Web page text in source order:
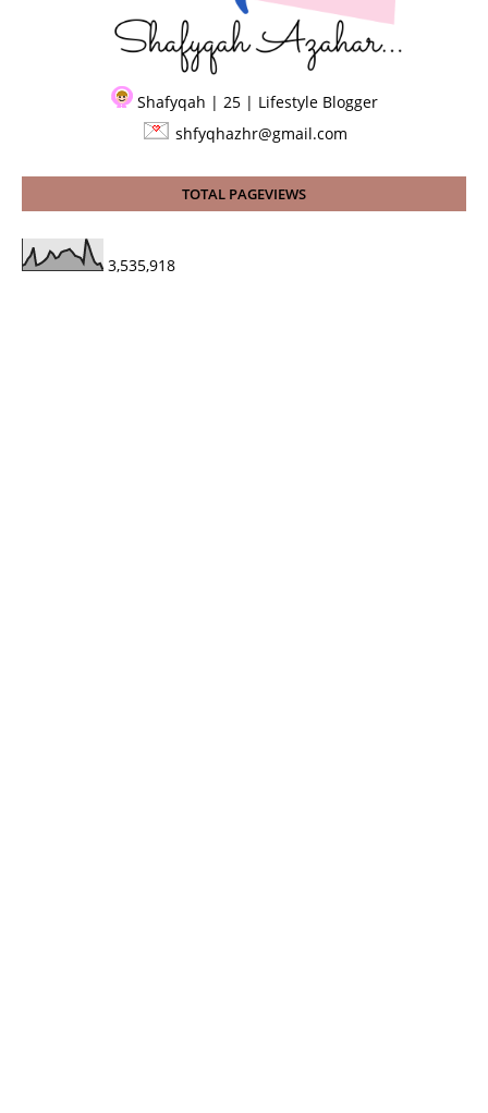
Shafyqah | 25 | Lifestyle Blogger
shfyqhazhr@gmail.com
TOTAL PAGEVIEWS
3,535,918